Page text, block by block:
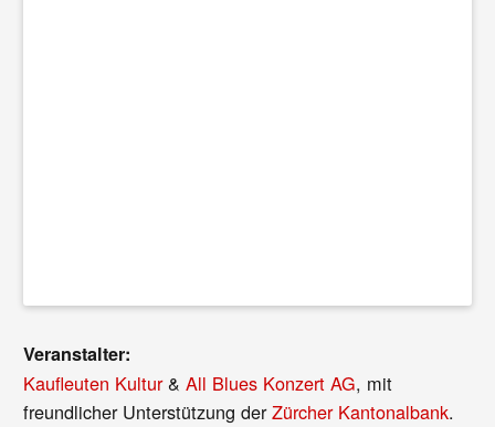
Veranstalter:
Kaufleuten Kultur&All Blues Konzert AG, mit
freundlicher Unterstützung derZürcher Kantonalbank.